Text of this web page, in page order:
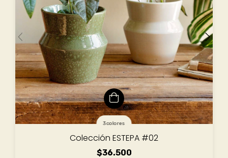
3 colores
Colección ESTEPA #02
$36.500